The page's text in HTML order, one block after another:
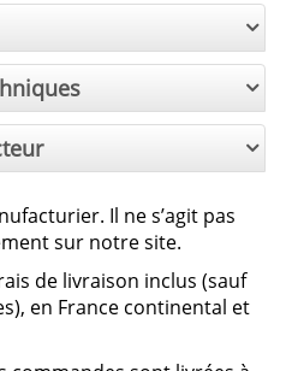
Il ne s’agit pas
sur notre site.
de livraison inclus (sauf
en France continental et